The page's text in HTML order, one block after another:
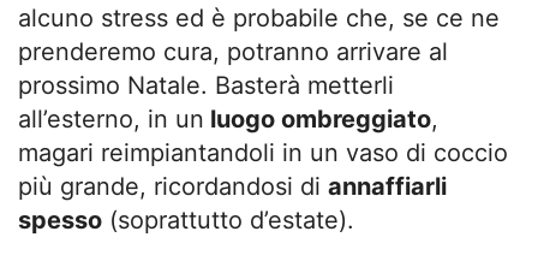
alcuno stress ed è probabile che, se ce ne
prenderemo cura, potranno arrivare al
prossimo Natale. Basterà metterli
all’esterno, in un luogo ombreggiato,
magari reimpiantandoli in un vaso di coccio
più grande, ricordandosi di annaffiarli
spesso (soprattutto d’estate).